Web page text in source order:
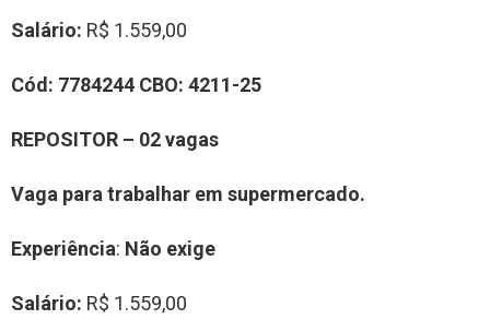
Salário: R$ 1.559,00
Cód: 7784244 CBO: 4211-25
REPOSITOR – 02vagas
Vaga para trabalhar em supermercado.
Experiência: Não exige
Salário: R$ 1.559,00